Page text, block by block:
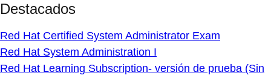
Destacados
Red Hat Certified System Administrator Exam
Red Hat System Administration I
Red Hat Learning Subscription- versión de prueba (Sin